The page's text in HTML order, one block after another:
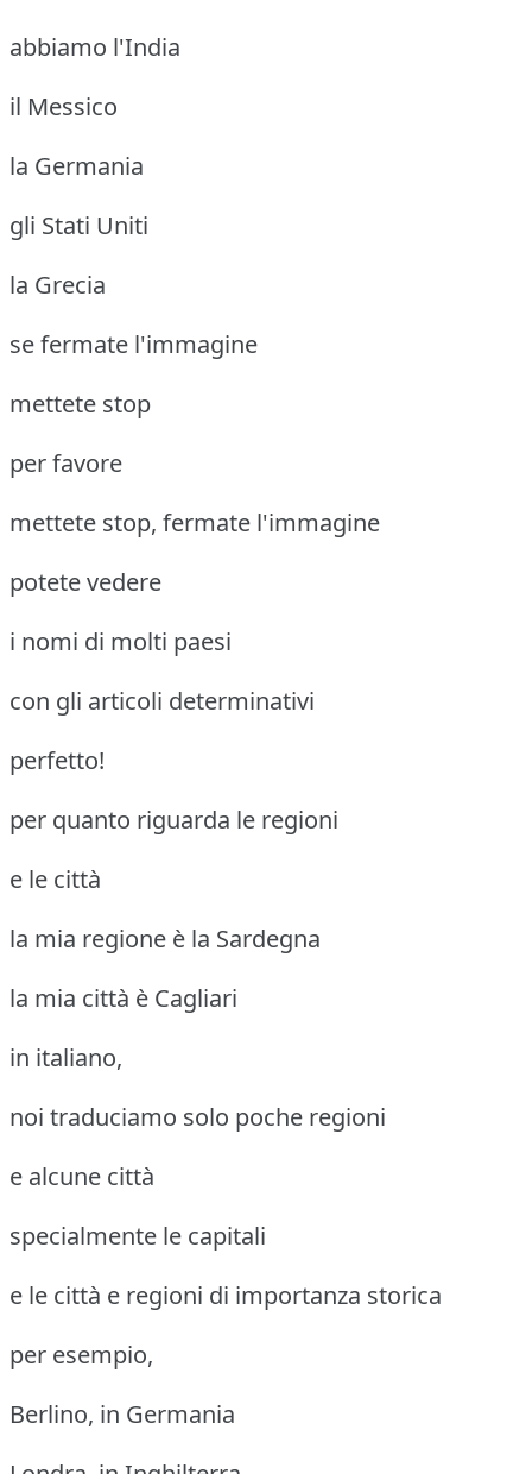
abbiamo l'India
il Messico
la Germania
gli Stati Uniti
la Grecia
se fermate l'immagine
mettete stop
per favore
mettete stop, fermate l'immagine
potete vedere
i nomi di molti paesi
con gli articoli determinativi
perfetto!
per quanto riguarda le regioni
e le città
la mia regione è la Sardegna
la mia città è Cagliari
in italiano,
noi traduciamo solo poche regioni
e alcune città
specialmente le capitali
e le città e regioni di importanza storica
per esempio,
Berlino, in Germania